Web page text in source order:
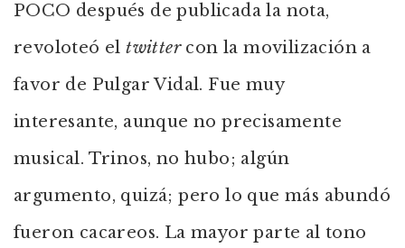
POCO después de publicada la nota,
revoloteó eltwittercon la movilización a
favor de Pulgar Vidal. Fue muy
interesante, aunque no precisamente
musical. Trinos, no hubo; algún
argumento, quizá; pero lo que más abundó
fueron cacareos. La mayor parte al tono